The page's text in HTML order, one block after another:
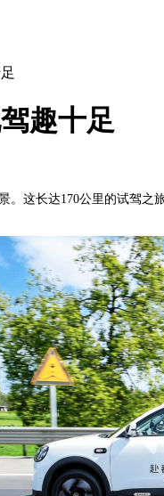
趣十足
这长达170公里的试驾